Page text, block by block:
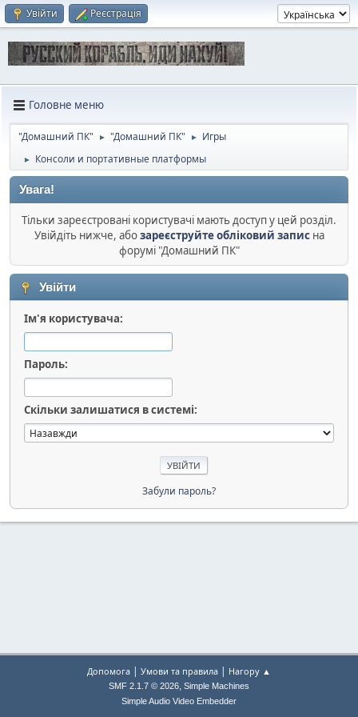
Увійти Реєстрація
Головне меню
"Домашний ПК" ► "Домашний ПК" ► Игры
► Консоли и портативные платформы
Увага!
Тільки зареєстровані користувачі мають доступ у цей розділ.
Увійдіть нижче, абозареєструйте обліковий записна
форумі "Домашний ПК"
Увійти
Ім'я користувача:
Пароль:
Скільки залишатися в системі:
Забули пароль?
Допомога | Умови та правила | Нагору ▲
SMF 2.1.7 © 2026, Simple Machines
Simple Audio Video Embedder